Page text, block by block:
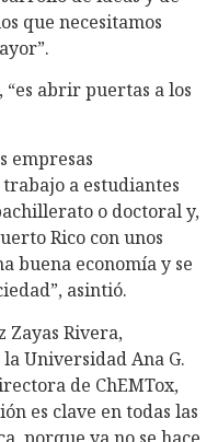
que necesitamos
“es abrir puertas a los
empresas
a estudiantes
o doctoral y,
Rico con unos
buena economía y se
asintió.
Zayas Rivera,
Universidad Ana G.
de ChEMTox,
es clave en todas las